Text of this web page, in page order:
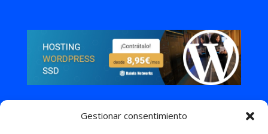
Gestionar consentimiento